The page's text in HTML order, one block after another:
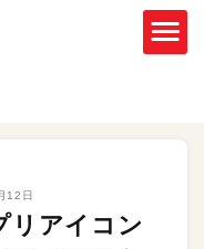
12日
リアイコン